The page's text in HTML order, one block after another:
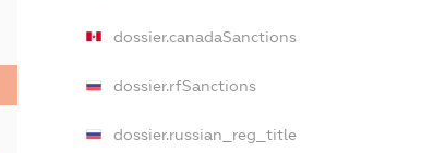
dossier.canadaSanctions
dossier.rfSanctions
dossier.russian_reg_title